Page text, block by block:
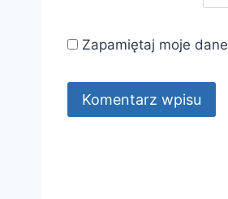
Zapamiętaj moje